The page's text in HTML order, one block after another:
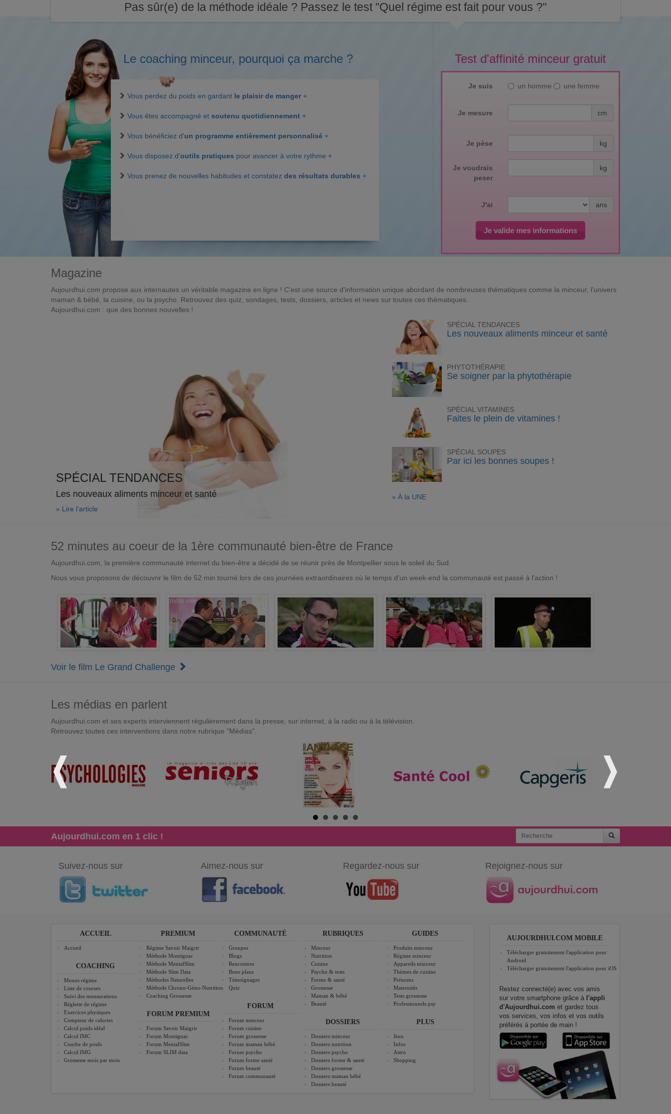
Pas sûr(e) de la méthode idéale ? Passez le test "Quel régime est fait pour vous ?"
Test d'affinité minceur gratuit
Je suis un homme une femme
Je mesure cm
Je pèse kg
Je voudrais
peser
kg
J'ai ans
Je valide mes informations
Le coaching minceur, pourquoi ça marche ?
Vous perdez du poids en gardant le plaisir de manger +
Vous êtes accompagné et soutenu quotidiennement +
Vous bénéficiez d'un programme entièrement personnalisé +
Vous disposez d'outils pratiques pour avancer à votre rythme +
Vous prenez de nouvelles habitudes et constatez des résultats durables +
Magazine
Aujourdhui.com propose aux internautes un véritable magazine en ligne ! C'est une source d'information unique abordant de nombreuses thématiques comme la minceur, l'univers
maman & bébé, la cuisine, ou la psycho. Retrouvez des quiz, sondages, tests, dossiers, articles et news sur toutes ces thématiques.
Aujourdhui.com : que des bonnes nouvelles !
SPÉCIAL TENDANCES
Les nouveaux aliments minceur et santé
» Lire l'article
SPÉCIAL TENDANCES
Les nouveaux aliments minceur et santé
PHYTOTHÉRAPIE
Se soigner par la phytothérapie
SPÉCIAL VITAMINES
Faites le plein de vitamines !
SPÉCIAL SOUPES
Par ici les bonnes soupes !
» À la UNE
52 minutes au coeur de la 1ère communauté bien-être de France
Aujourdhui.com, la première communauté internet du bien-être a décidé de se réunir près de Montpellier sous le soleil du Sud.
Nous vous proposons de découvrir le film de 52 min tourné lors de ces journées extraordinaires où le temps d'un week-end la communauté est passé à l'action !
Voir le film Le Grand Challenge
Les médias en parlent
Aujourdhui.com et ses experts interviennent régulièrement dans la presse, sur internet, à la radio ou à la télévision.
Retrouvez toutes ces interventions dans notre rubrique "Médias".
Aujourdhui.com en 1 clic !
Suivez-nous sur Aimez-nous sur Regardez-nous sur Rejoignez-nous sur
ACCUEIL
Accueil
COACHING
Menus régime
Liste de courses
Suivi des mensurations
Réglette de régime
Exercices physiques
Compteur de calories
Calcul poids idéal
Calcul IMC
Courbe de poids
Calcul IMG
Grossesse mois par mois
PREMIUM
Régime Savoir Maigrir
Méthode Montignac
Méthode MentalSlim
Méthode Slim Data
Méthodes Naturelles
Méthode Chrono-Géno-Nutrition
Coaching Grossesse
FORUM PREMIUM
Forum Savoir Maigrir
Forum Montignac
Forum MentalSlim
Forum SLIM data
COMMUNAUTÉ
Groupes
Blogs
Rencontres
Bons plans
Témoignages
Quiz
FORUM
Forum minceur
Forum cuisine
Forum grossesse
Forum maman bébé
Forum psycho
Forum forme santé
Forum beauté
Forum communauté
RUBRIQUES
Minceur
Nutrition
Cuisine
Psycho & tests
Forme & santé
Grossesse
Maman & bébé
Beauté
DOSSIERS
Dossiers minceur
Dossiers nutrition
Dossiers psycho
Dossiers forme & santé
Dossiers grossesse
Dossiers maman bébé
Dossiers beauté
GUIDES
Produits minceur
Régime minceur
Appareils minceur
Thèmes de cuisine
Prénoms
Maternités
Tests grossesse
Professionnels psy
PLUS
Jeux
Infos
Astro
Shopping
AUJOURDHUI.COM MOBILE
Télécharger gratuitement l'application pour
Android
Télécharger gratuitement l'application pour iOS
Restez connecté(e) avec vos amis
sur votre smartphone grâce à l'appli
d'Aujourdhui.com et gardez tous
vos services, vos infos et vos outils
préférés à portée de main !